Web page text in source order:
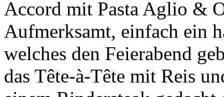
Accord mit Pasta Aglio &
Aufmerksamt, einfach ein
welches den Feierabend
das Tête-à-Tête mit Reis